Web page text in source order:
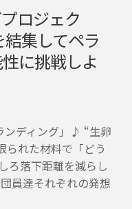
ロジェク
結集してペラ
に挑戦しよ
ンディング」♪ “生卵
られた材料で「どう
ろ落下距離を減らし
員達それぞれの発想